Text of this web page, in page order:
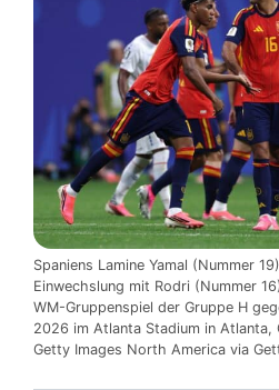
Spaniens Lamine Yamal (Nummer
Einwechslung mit Rodri (Nummer
WM-Gruppenspiel der Gruppe H
2026 im Atlanta Stadium in
Getty Images North America via